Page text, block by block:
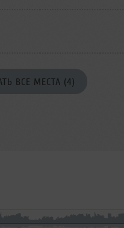
ВСЕ МЕСТА (4)